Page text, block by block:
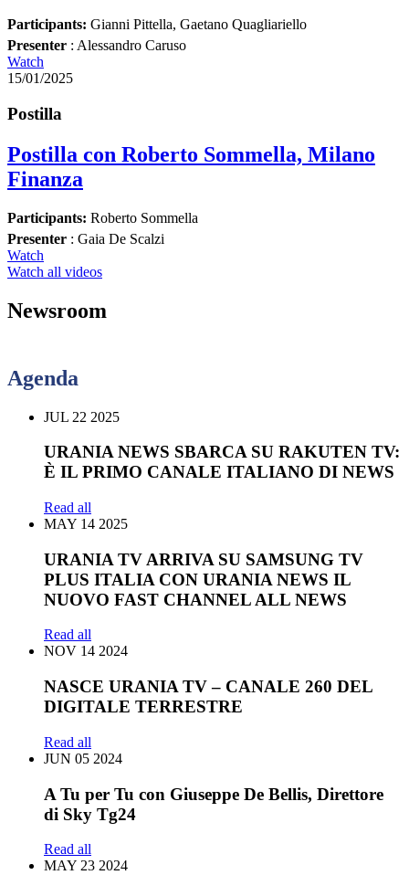
Participants: Gianni Pittella, Gaetano Quagliariello
Presenter : Alessandro Caruso
Watch
15/01/2025
Postilla
Postilla con Roberto Sommella, Milano
Finanza
Participants: Roberto Sommella
Presenter : Gaia De Scalzi
Watch
Watch all videos
Newsroom
Agenda
JUL 22 2025
URANIA NEWS SBARCA SU RAKUTEN TV:
È IL PRIMO CANALE ITALIANO DI NEWS
Read all
MAY 14 2025
URANIA TV ARRIVA SU SAMSUNG TV
PLUS ITALIA CON URANIA NEWS IL
NUOVO FAST CHANNEL ALL NEWS
Read all
NOV 14 2024
NASCE URANIA TV – CANALE 260 DEL
DIGITALE TERRESTRE
Read all
JUN 05 2024
A Tu per Tu con Giuseppe De Bellis, Direttore
di Sky Tg24
Read all
MAY 23 2024